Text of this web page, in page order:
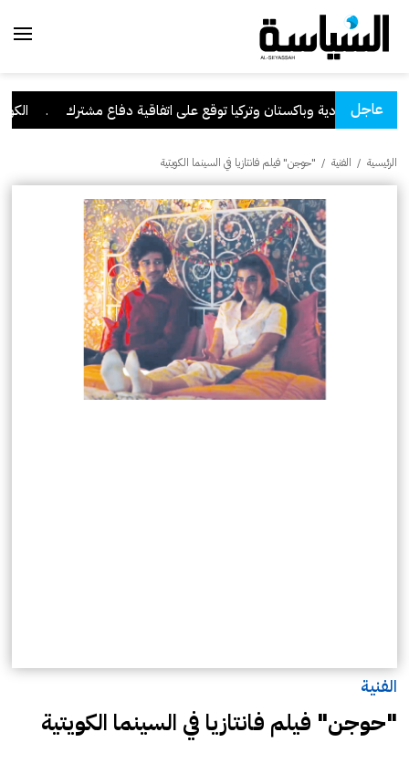
عاجل
السعودية وباكستان وتركيا توقع على اتفاقية دفاع مشترك . الكويت
الرئيسية / الفنية / "حوجن" فيلم فانتازيا في السينما الكويتية
الفنية
"حوجن" فيلم فانتازيا في السينما الكويتية